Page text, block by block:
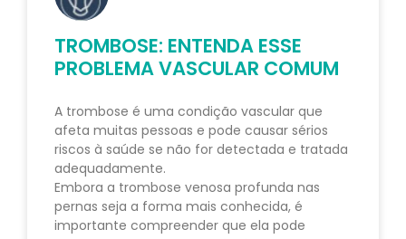
TROMBOSE: ENTENDA ESSE
PROBLEMA VASCULAR COMUM
A trombose é uma condição vascular que
afeta muitas pessoas e pode causar sérios
riscos à saúde se não for detectada e tratada
adequadamente.
Embora a trombose venosa profunda nas
pernas seja a forma mais conhecida, é
importante compreender que ela pode